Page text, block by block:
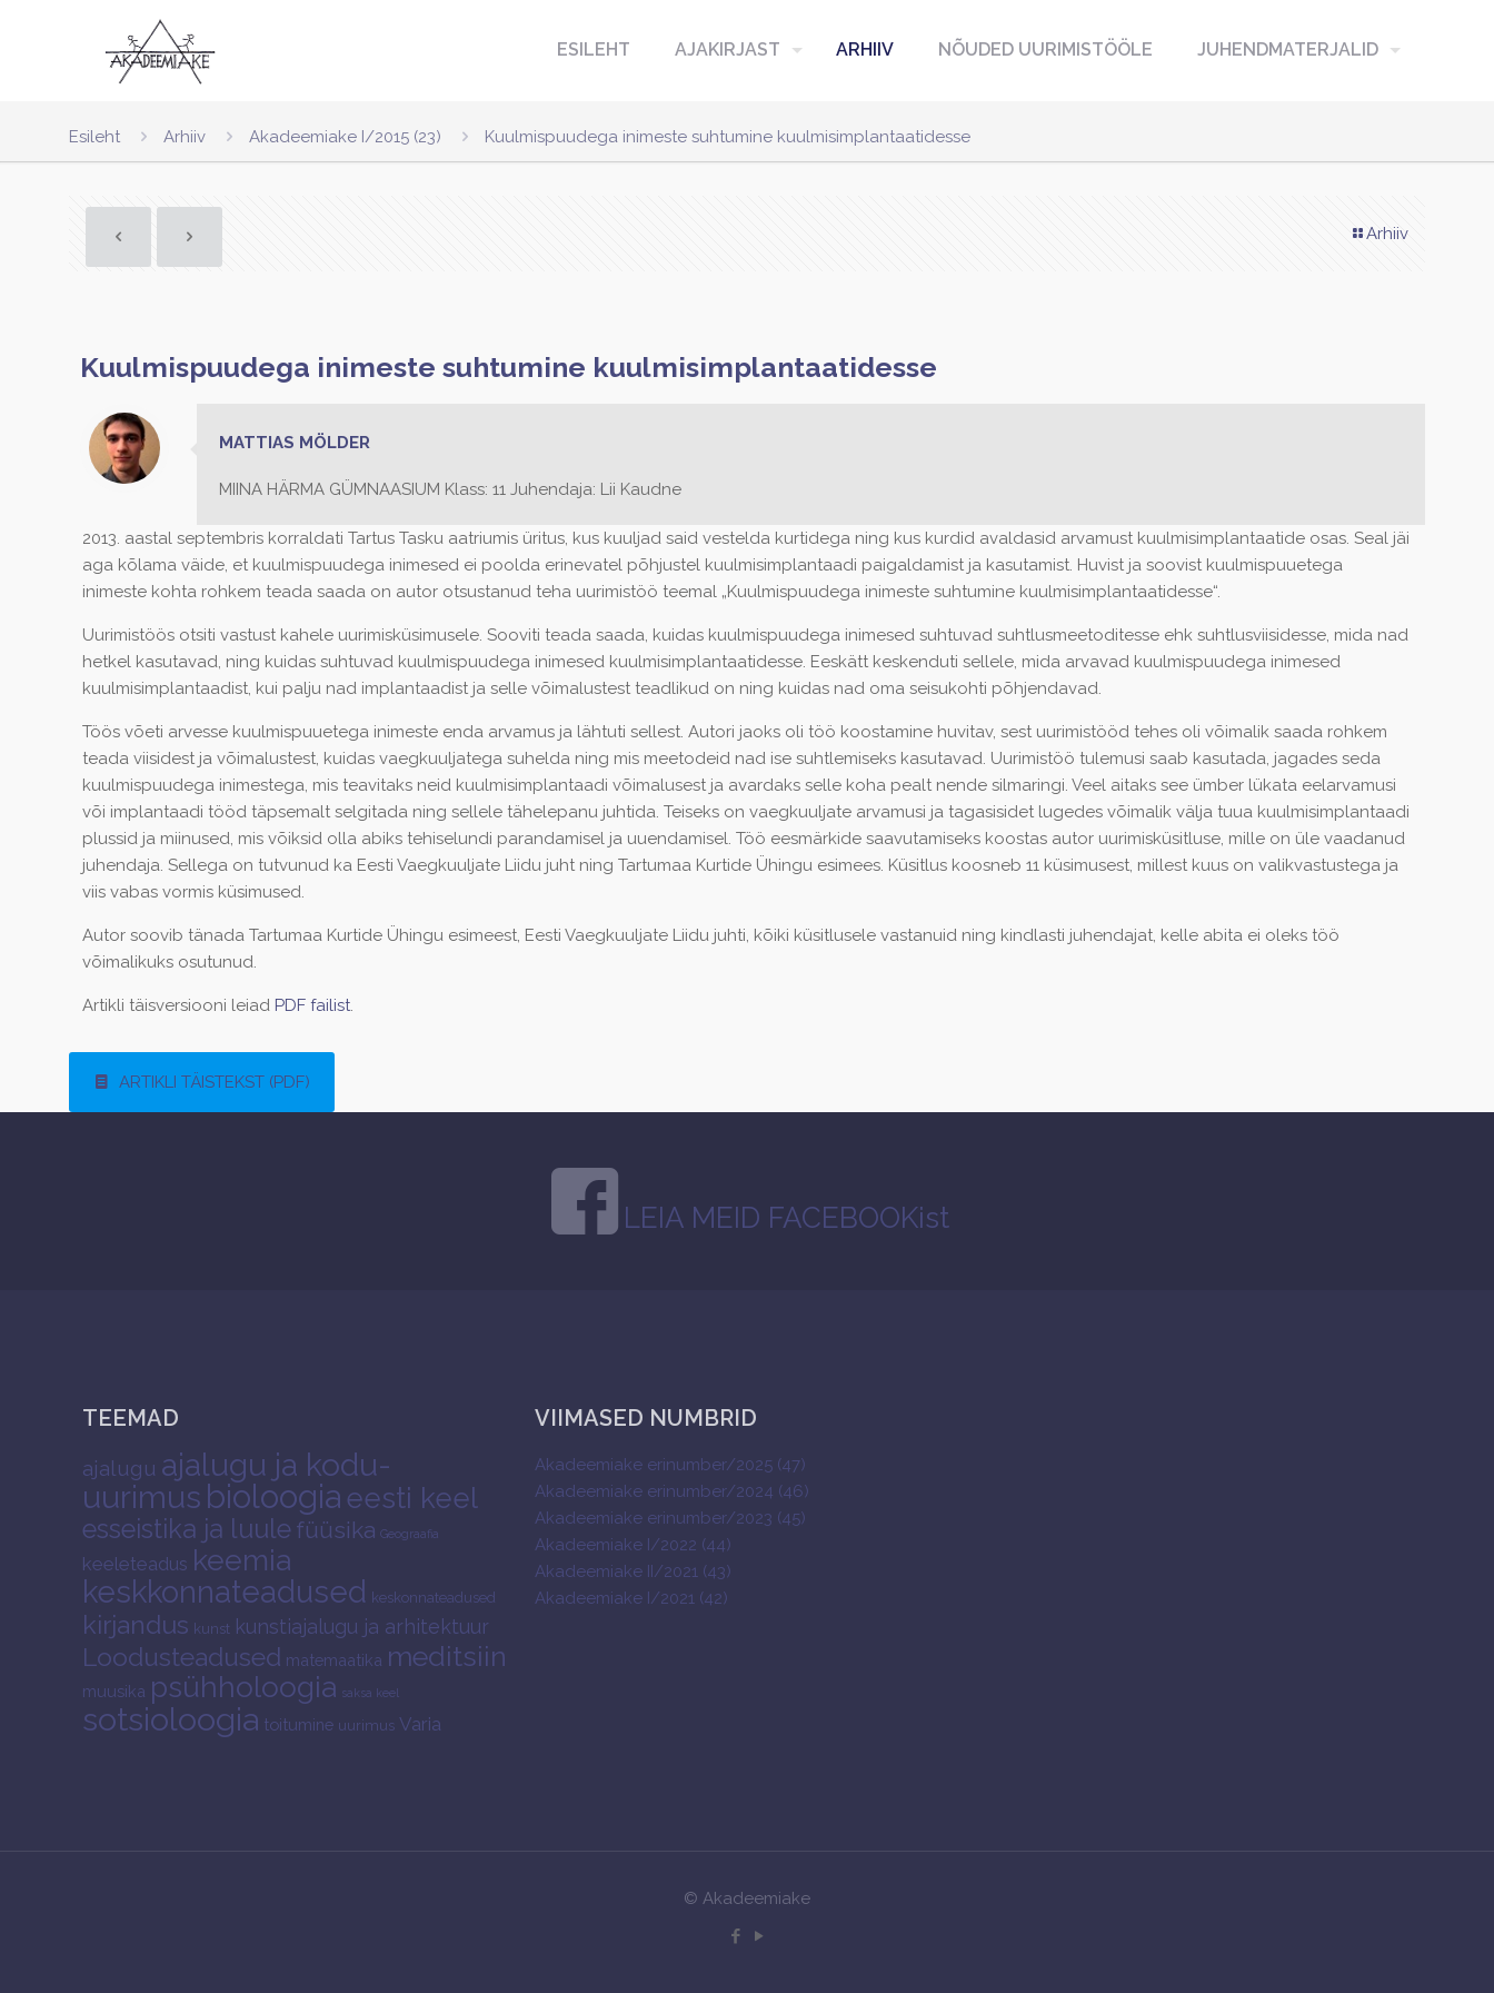
ESILEHT AJAKIRJAST ARHIIV NÕUDED UURIMISTÖÖLE JUHENDMATERJALID
Esileht Arhiiv Akadeemiake I/2015 (23) Kuulmispuudega inimeste suhtumine kuulmisimplantaatidesse
Arhiiv
Kuulmispuudega inimeste suhtumine kuulmisimplantaatidesse
MATTIAS MÖLDER
MIINA HÄRMA GÜMNAASIUM Klass: 11 Juhendaja: Lii Kaudne
2013. aastal septembris korraldati Tartus Tasku aatriumis üritus, kus kuuljad said vestelda kurtidega ning kus kurdid avaldasid arvamust kuulmisimplantaatide osas. Seal jäi
aga kõlama väide, et kuulmispuudega inimesed ei poolda erinevatel põhjustel kuulmisimplantaadi paigaldamist ja kasutamist. Huvist ja soovist kuulmispuuetega
inimeste kohta rohkem teada saada on autor otsustanud teha uurimistöö teemal „Kuulmispuudega inimeste suhtumine kuulmisimplantaatidesse“.
Uurimistöös otsiti vastust kahele uurimisküsimusele. Sooviti teada saada, kuidas kuulmispuudega inimesed suhtuvad suhtlusmeetoditesse ehk suhtlusviisidesse, mida nad
hetkel kasutavad, ning kuidas suhtuvad kuulmispuudega inimesed kuulmisimplantaatidesse. Eeskätt keskenduti sellele, mida arvavad kuulmispuudega inimesed
kuulmisimplantaadist, kui palju nad implantaadist ja selle võimalustest teadlikud on ning kuidas nad oma seisukohti põhjendavad.
Töös võeti arvesse kuulmispuuetega inimeste enda arvamus ja lähtuti sellest. Autori jaoks oli töö koostamine huvitav, sest uurimistööd tehes oli võimalik saada rohkem
teada viisidest ja võimalustest, kuidas vaegkuuljatega suhelda ning mis meetodeid nad ise suhtlemiseks kasutavad. Uurimistöö tulemusi saab kasutada, jagades seda
kuulmispuudega inimestega, mis teavitaks neid kuulmisimplantaadi võimalusest ja avardaks selle koha pealt nende silmaringi. Veel aitaks see ümber lükata eelarvamusi
või implantaadi tööd täpsemalt selgitada ning sellele tähelepanu juhtida. Teiseks on vaegkuuljate arvamusi ja tagasisidet lugedes võimalik välja tuua kuulmisimplantaadi
plussid ja miinused, mis võiksid olla abiks tehiselundi parandamisel ja uuendamisel. Töö eesmärkide saavutamiseks koostas autor uurimisküsitluse, mille on üle vaadanud
juhendaja. Sellega on tutvunud ka Eesti Vaegkuuljate Liidu juht ning Tartumaa Kurtide Ühingu esimees. Küsitlus koosneb 11 küsimusest, millest kuus on valikvastustega ja
viis vabas vormis küsimused.
Autor soovib tänada Tartumaa Kurtide Ühingu esimeest, Eesti Vaegkuuljate Liidu juhti, kõiki küsitlusele vastanuid ning kindlasti juhendajat, kelle abita ei oleks töö
võimalikuks osutunud.
Artikli täisversiooni leiad PDF failist.
ARTIKLI TÄISTEKST (PDF)
LEIA MEID FACEBOOKist
TEEMAD
ajalugu ajalugu ja kodu-
uurimus bioloogia eesti keel
esseistika ja luule füüsika Geograafia
keeleteadus keemia
keskkonnateadused keskonnateadused
kirjandus kunst kunstiajalugu ja arhitektuur
Loodusteadused matemaatika meditsiin
muusika psühholoogia saksa keel
sotsioloogia toitumine uurimus Varia
VIIMASED NUMBRID
Akadeemiake erinumber/2025 (47)
Akadeemiake erinumber/2024 (46)
Akadeemiake erinumber/2023 (45)
Akadeemiake I/2022 (44)
Akadeemiake II/2021 (43)
Akadeemiake I/2021 (42)
© Akadeemiake